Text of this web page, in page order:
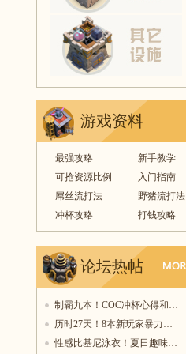
游戏资料
最强攻略
新手教学
可抢资源比例
入门指南
屌丝流打法
野猪流打法
冲杯攻略
打钱攻略
论坛热帖
制霸九本！COC冲杯心得和…
历时27天！8本新玩家暴力…
性感比基尼泳衣！夏日趣味…